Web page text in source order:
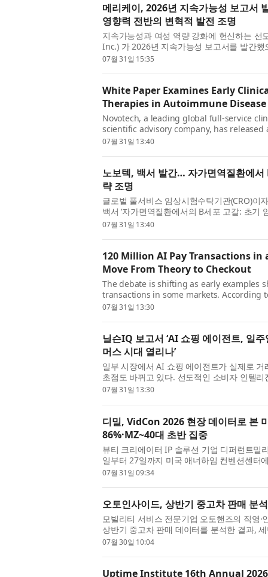
메리케이, 2026년 지속가능성 보고서
영향력 전반의 변혁적 발전 조명
지속가능성과 여성 역량 강화에 헌신하는
Inc.) 가 2026년 지속가능성 보고서를 발간
상황을 요약하고, 2025년 및 최근 성과를 조
07월 31일 15:35
White Paper Examines Early
Therapies in Autoimmune Disease
Novotech, a leading global full-service
scientific advisory company, has
Autoimmune Disease: Considerations for
07월 31일 13:40
노보텍, 백서 발간… 자가면역질환에
략 조명
글로벌 풀서비스 임상시험수탁기관(CRO)
백서 ‘자가면역질환에서의 B세포 고갈: 초기
는 차세대 B세포 고갈 치료제의 초기 임상
07월 31일 13:40
120 Million AI Pay Transactions in
Move From Theory to Checkout
The debate is shifting as early examples
transactions in some markets. According
consumer intelligence company, its
07월 31일 13:30
닐슨IQ 보고서 ‘AI 쇼핑 에이전트, 일
머스 시대 열리나’
일부 시장에서 AI 쇼핑 에이전트가 실제로
초점도 바뀌고 있다. 선도적인 소비자 인텔
글로벌 보고서 ‘커머스 혁명: 동서양의 만남
07월 31일 13:30
디밀, VidCon 2026 현장 데이터로 본
86%·MZ~40대 초반 집중
뷰티 크리에이터 IP 솔루션 기업 디퍼런트밀
일부터 27일까지 미국 애너하임 컨벤션센터
(VidCon) 2026’에서 운영한 K뷰티 공식 공간
07월 31일 09:34
오토인사이드, 상반기 중고차 판매 분
모빌리티 서비스 전문기업 오토핸즈의 직영
상반기 중고차 판매 데이터를 분석한 결과,
대 흐름이 두드러졌다고 30일 밝혔다. 특히
07월 30일 10:04
Uptime Institute 16th Annual